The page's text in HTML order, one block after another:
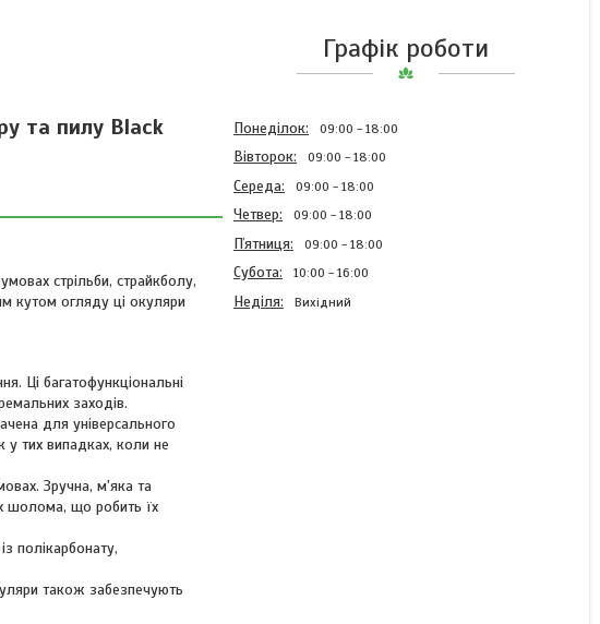
та пилу Black
стрільби, страйкболу,
кутом огляду ці окуляри
Ці багатофункціональні
заходів.
для універсального
у тих випадках, коли не
Зручна, м'яка та
шолома, що робить їх
полікарбонату,
також забезпечують
Графік роботи
Понеділок 09:00 18:00
Вівторок 09:00 18:00
Середа 09:00 18:00
Четвер 09:00 18:00
Пʼятниця 09:00 18:00
Субота 10:00 16:00
Неділя Вихідний